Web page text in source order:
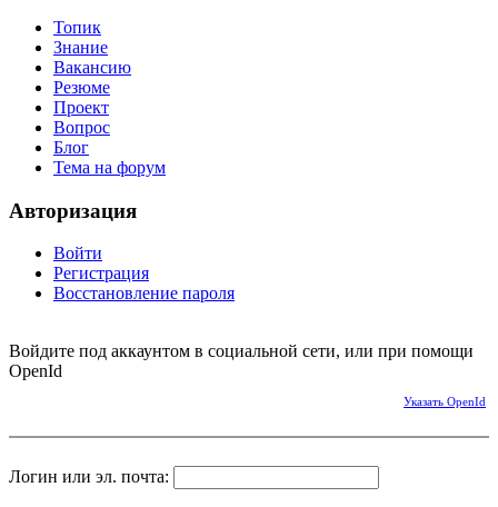
Топик
Знание
Вакансию
Резюме
Проект
Вопрос
Блог
Тема на форум
Авторизация
Войти
Регистрация
Восстановление пароля
Войдите под аккаунтом в социальной сети, или при помощи
OpenId
Указать OpenId
Логин или эл. почта: